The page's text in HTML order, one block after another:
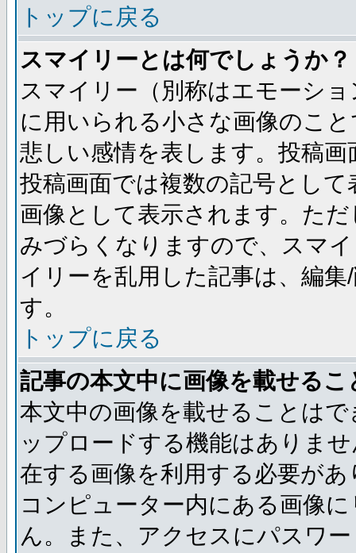
トップに戻る
スマイリーとは何でしょうか？
スマイリー（別称はエモーシ
に用いられる小さな画像のこ
悲しい感情を表します。投稿
投稿画面では複数の記号とし
画像として表示されます。た
みづらくなりますので、スマ
イリーを乱用した記事は、編
す。
トップに戻る
記事の本文中に画像を載せる
本文中の画像を載せることは
ップロードする機能はありま
在する画像を利用する必要が
コンピューター内にある画像
ん。また、アクセスにパスワ